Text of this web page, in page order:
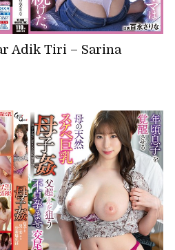
Adik Tiri – Sarina